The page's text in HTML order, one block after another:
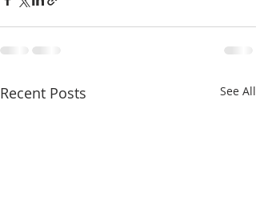
Recent Posts See All